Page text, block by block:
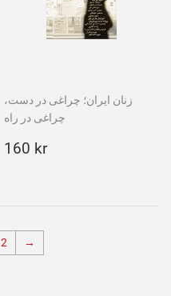
زنان ایران؛ چراغی در دست،
چراغی در راه
Ordinarie
160 kr160
2 →